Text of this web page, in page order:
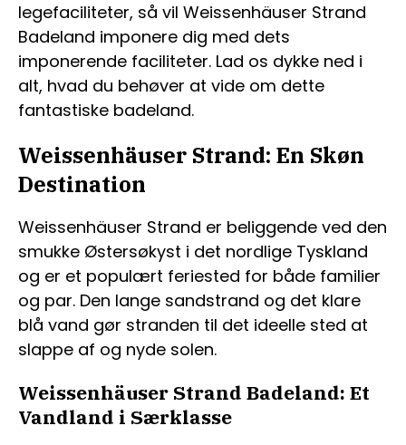
legefaciliteter, så vil Weissenhäuser Strand
Badeland imponere dig med dets
imponerende faciliteter. Lad os dykke ned i
alt, hvad du behøver at vide om dette
fantastiske badeland.
Weissenhäuser Strand: En Skøn
Destination
Weissenhäuser Strand er beliggende ved den
smukke Østersøkyst i det nordlige Tyskland
og er et populært feriested for både familier
og par. Den lange sandstrand og det klare
blå vand gør stranden til det ideelle sted at
slappe af og nyde solen.
Weissenhäuser Strand Badeland: Et
Vandland i Særklasse